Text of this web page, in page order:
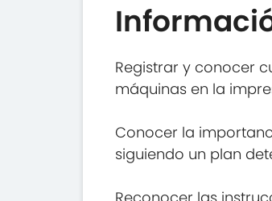
Registrar y conocer
máquinas en la
Conocer la
siguiendo un plan